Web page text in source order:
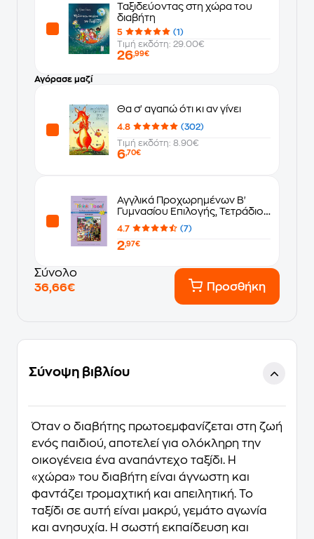
Ταξιδεύοντας στη χώρα του
διαβήτη
5
(1)
Τιμή εκδότη: 29.00€
26,99€
Αγόρασε μαζί
Θα σ' αγαπώ ότι κι αν γίνει
4.8
(302)
Τιμή εκδότη: 8.90€
6,70€
Αγγλικά Προχωρημένων Β'
Γυμνασίου Επιλογής, Τετράδιο
Εργασιών 21-0113
4.7 (7)
2,97€
Σύνολο
36,66€
Προσθήκη
Σύνοψη βιβλίου
Όταν ο διαβήτης πρωτοεμφανίζεται στη ζωή
ενός παιδιού, αποτελεί για ολόκληρη την
οικογένεια ένα αναπάντεχο ταξίδι. Η
«χώρα» του διαβήτη είναι άγνωστη και
φαντάζει τρομαχτική και απειλητική. Το
ταξίδι σε αυτή είναι μακρύ, γεμάτο αγωνία
και ανησυχία. Η σωστή εκπαίδευση και